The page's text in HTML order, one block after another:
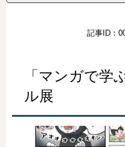
記事ID：
「マンガで学
ル展